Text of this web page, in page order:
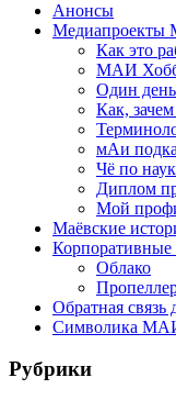
Анонсы
Как это
МАИ
Один
Как,
мАи
Чё по
Диплом
Мой
Маёвские
Облако
Обратная
Символика
Рубрики